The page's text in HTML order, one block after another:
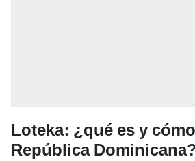
Loteka: ¿qué es y
República